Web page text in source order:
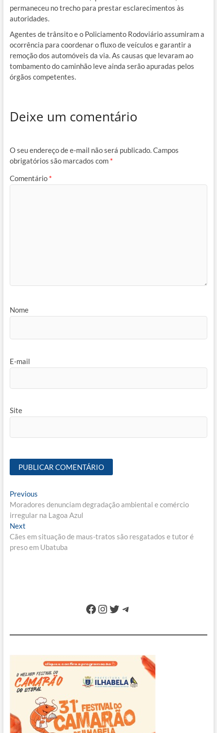
permaneceu no trecho para prestar esclarecimentos às
autoridades.
Agentes de trânsito e o Policiamento Rodoviário assumiram a
ocorrência para coordenar o fluxo de veículos e garantir a
remoção dos automóveis da via. As causas que levaram ao
tombamento do caminhão leve ainda serão apuradas pelos
órgãos competentes.
Deixe um comentário
O seu endereço de e-mail não será publicado.Campos
obrigatórios são marcados com *
Comentário *
Nome
E-mail
Site
Navegação
de
Post
PreviousPrevious
post:
Moradores denunciam degradação ambiental e comércio
irregular na Lagoa Azul
NextNext
post:
Cães em situação de maus-tratos são resgatados e tutor é
preso em Ubatuba
Facebook
Instagram
Twitter
Telegram